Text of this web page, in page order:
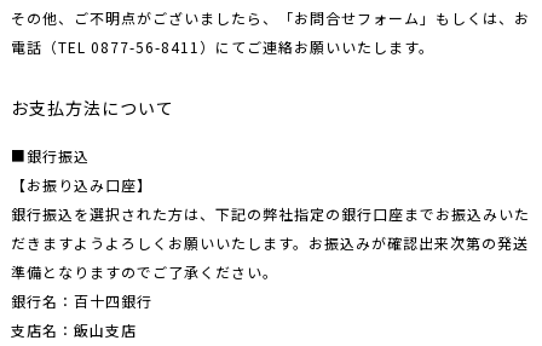
その他、ご不明点がございましたら、「お問合せフォーム」もしくは、お
電話（TEL 0877-56-8411 ）にてご連絡お願いいたします。
お支払方法について
■銀行振込
【お振り込み口座】
銀行振込を選択された方は、下記の弊社指定の銀行口座までお振込みいた
だきますようよろしくお願いいたします。お振込みが確認出来次第の発送
準備となりますのでご了承ください。
銀行名：百十四銀行
支店名：飯山支店